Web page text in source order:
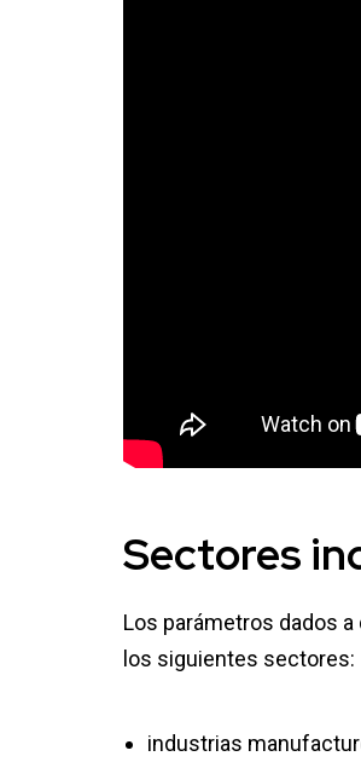
Sectores
Los parámetros dados a
los siguientes sectores:
industrias